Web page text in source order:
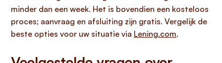
minder dan een week. Het is bovendien een kosteloos
proces; aanvraag en afsluiting zijn gratis. Vergelijk de
beste opties voor uw situatie via Lening.com.